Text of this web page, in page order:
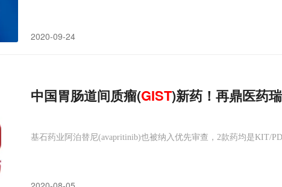
2020-09-24
中国胃肠道间质瘤(GIST)新药！再鼎医药
基石药业阿泊替尼(avapritinib)也被纳入优先审查，2款药均是KIT/